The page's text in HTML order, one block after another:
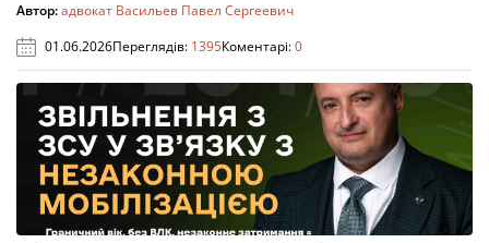
Автор:адвокат Васильев Павел Сергеевич
01.06.2026Переглядів: 1395Коментарі:0